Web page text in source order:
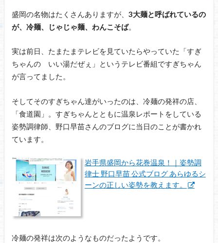
盛岡の名物はたくさんありますが、 3大麺と呼ばれているの
が、冷麺、じゃじゃ麺、わんこそば。
実は前日、たまたまテレビを見ていたらやっていた「すぎ
ちゃんの いい湯だぜぇ」というテレビ番組ですぎちゃん
が言ってました。
そしてそのすぎちゃん達がいったのは、冷麺の発祥の店、
「食道園」。すぎちゃんとともに温泉レポートをしている
姿勢調律師、野口早苗さんのブログに当日のことが書かれ
ています。
岩手県盛岡から花巻温泉！｜姿勢調
律士 野口早苗 公式ブログ あらゆるシ
ーンの正しい姿勢を教えます。
冷麺の発祥は次のようなものだったようです。